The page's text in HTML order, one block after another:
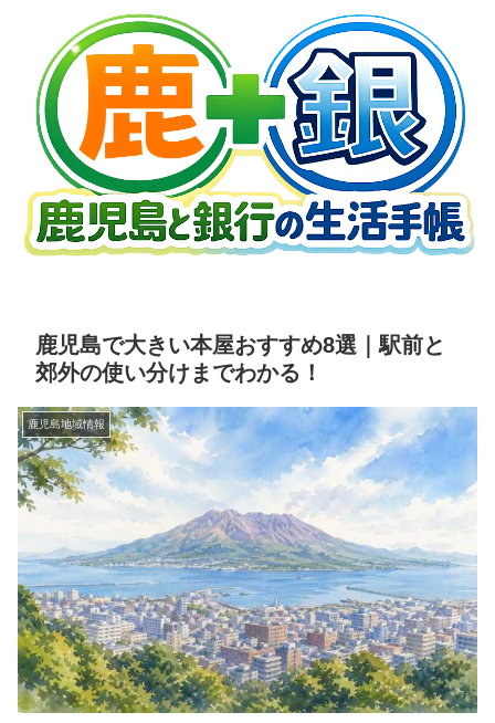
鹿児島で大きい本屋おすすめ8選｜駅前と
郊外の使い分けまでわかる！
鹿児島地域情報